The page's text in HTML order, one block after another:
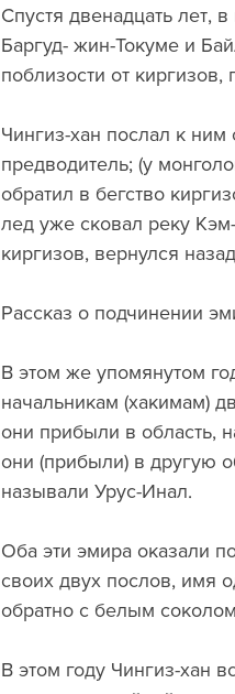
Спустя двенадцать лет,
Баргуд- жин-Токуме и
поблизости от киргизов,
Чингиз-хан послал к
предводитель; (у
обратил в бегство
лед уже сковал реку
киргизов, вернулся
Рассказ о подчинении
В этом же упомянутом
начальникам (хакимам)
они прибыли в область,
они (прибыли) в другую
называли Урус-Инал.
Оба эти эмира оказали
своих двух послов, имя
обратно с белым
В этом году Чингиз-хан